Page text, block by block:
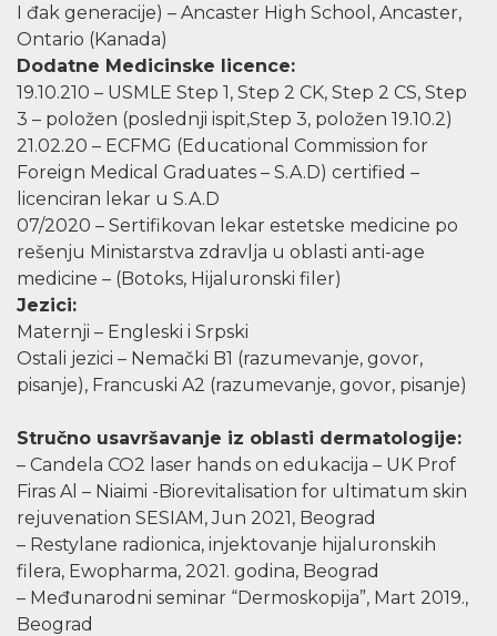
I đak generacije) – Ancaster High School, Ancaster,
Ontario (Kanada)
Dodatne Medicinske licence:
19.10.210 – USMLE Step 1, Step 2 CK, Step 2 CS, Step
3 – položen (poslednji ispit,Step 3, položen 19.10.2)
21.02.20 – ECFMG (Educational Commission for
Foreign Medical Graduates – S.A.D) certified –
licenciran lekar u S.A.D
07/2020 – Sertifikovan lekar estetske medicine po
rešenju Ministarstva zdravlja u oblasti anti-age
medicine – (Botoks, Hijaluronski filer)
Jezici:
Maternji – Engleski i Srpski
Ostali jezici – Nemački B1 (razumevanje, govor,
pisanje), Francuski A2 (razumevanje, govor, pisanje)
Stručno usavršavanje iz oblasti dermatologije:
– Candela CO2 laser hands on edukacija – UK Prof
Firas Al – Niaimi -Biorevitalisation for ultimatum skin
rejuvenation SESIAM, Jun 2021, Beograd
– Restylane radionica, injektovanje hijaluronskih
filera, Ewopharma, 2021. godina, Beograd
– Međunarodni seminar “Dermoskopija”, Mart 2019.,
Beograd